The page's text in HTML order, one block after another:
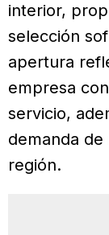
interior,
selección
apertura
empresa
servicio,
demanda
región.